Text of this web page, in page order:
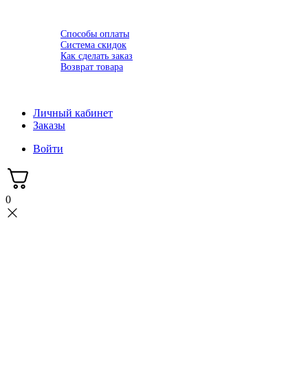
Способы оплаты
Система скидок
Как сделать заказ
Возврат товара
Личный кабинет
Заказы
Войти
0